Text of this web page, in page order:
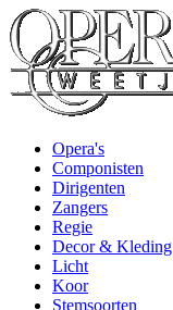
Opera's
Componisten
Dirigenten
Zangers
Regie
Decor & Kleding
Licht
Koor
Stemsoorten